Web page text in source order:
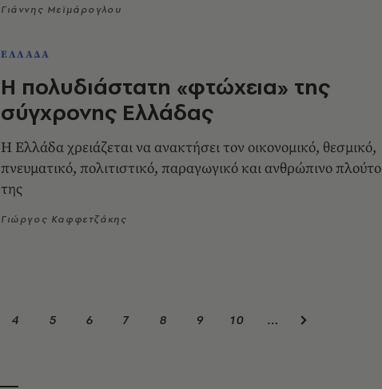
Γιάννης Μεϊμάρογλου
ΕΛΛΑΔΑ
Η πολυδιάστατη «φτώχεια» της
σύγχρονης Ελλάδας
Η Ελλάδα χρειάζεται να ανακτήσει τον οικονομικό, θεσμικό,
πνευματικό, πολιτιστικό, παραγωγικό και ανθρώπινο πλούτο
της
Γιώργος Καφφετζάκης
4 5 6 7 8 9 10 …